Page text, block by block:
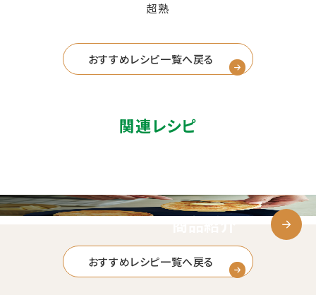
超熟
おすすめレシピ一覧へ戻る
関連レシピ
おすすめレシピ一覧へ戻る